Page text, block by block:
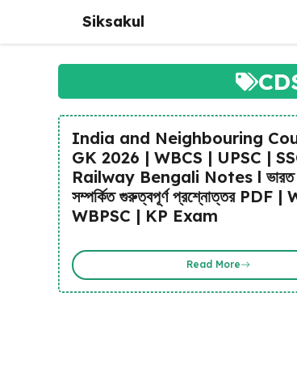
content
Siksakul
India and Neighbouring
GK 2026 | WBCS | UPSC |
Railway Bengali Notes l ভারত
সম্পর্কিত গুরুত্বপূর্ণ প্রশ্নোত্তর PDF |
WBPSC | KP Exam
Read More